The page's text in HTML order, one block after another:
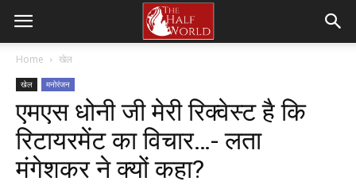
Home खेल
खेल मनोरंजन
एमएस धोनी जी मेरी रिक्वेस्ट है कि
रिटायरमेंट का विचार…- लता
मंगेशकर ने क्यों कहा?